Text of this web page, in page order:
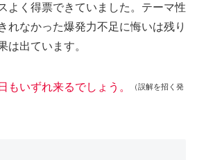
よく得票できていました。テーマ性
れなかった爆発力不足に悔いは残り
は出ています。
もいずれ来るでしょう。 （誤解を招く発